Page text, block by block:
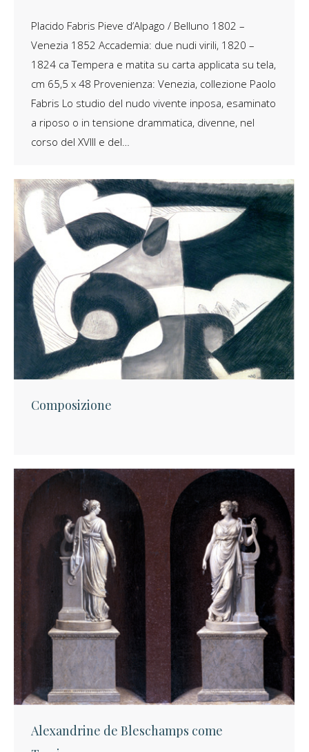
Placido Fabris Pieve d’Alpago / Belluno 1802 –
Venezia 1852 Accademia: due nudi virili, 1820 –
1824 ca Tempera e matita su carta applicata su tela,
cm 65,5 x 48 Provenienza: Venezia, collezione Paolo
Fabris Lo studio del nudo vivente inposa, esaminato
a riposo o in tensione drammatica, divenne, nel
corso del XVIII e del…
Composizione
Alexandrine de Bleschamps come